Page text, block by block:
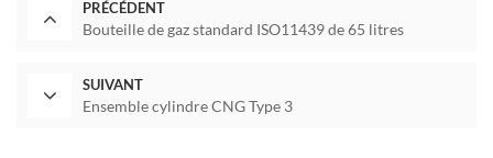
PRÉCÉDENT
Bouteille de gaz standard ISO11439 de 65 litres
SUIVANT
Ensemble cylindre CNG Type 3